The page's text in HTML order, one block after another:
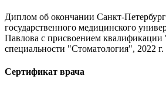
Диплом об окончании Санкт-
государственного медицинского
Павлова с присвоением квалификации
специальности "Стоматология", 2022 г.
Сертификат врача